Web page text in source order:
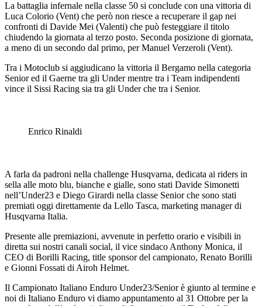
La battaglia infernale nella classe 50 si conclude con una vittoria di
Luca Colorio (Vent) che però non riesce a recuperare il gap nei
confronti di Davide Mei (Valenti) che può festeggiare il titolo
chiudendo la giornata al terzo posto. Seconda posizione di giornata,
a meno di un secondo dal primo, per Manuel Verzeroli (Vent).
Tra i Motoclub si aggiudicano la vittoria il Bergamo nella categoria
Senior ed il Gaerne tra gli Under mentre tra i Team indipendenti
vince il Sissi Racing sia tra gli Under che tra i Senior.
Enrico Rinaldi
A farla da padroni nella challenge Husqvarna, dedicata ai riders in
sella alle moto blu, bianche e gialle, sono stati Davide Simonetti
nell’Under23 e Diego Girardi nella classe Senior che sono stati
premiati oggi direttamente da Lello Tasca, marketing manager di
Husqvarna Italia.
Presente alle premiazioni, avvenute in perfetto orario e visibili in
diretta sui nostri canali social, il vice sindaco Anthony Monica, il
CEO di Borilli Racing, title sponsor del campionato, Renato Borilli
e Gionni Fossati di Airoh Helmet.
Il Campionato Italiano Enduro Under23/Senior è giunto al termine e
noi di Italiano Enduro vi diamo appuntamento al 31 Ottobre per la